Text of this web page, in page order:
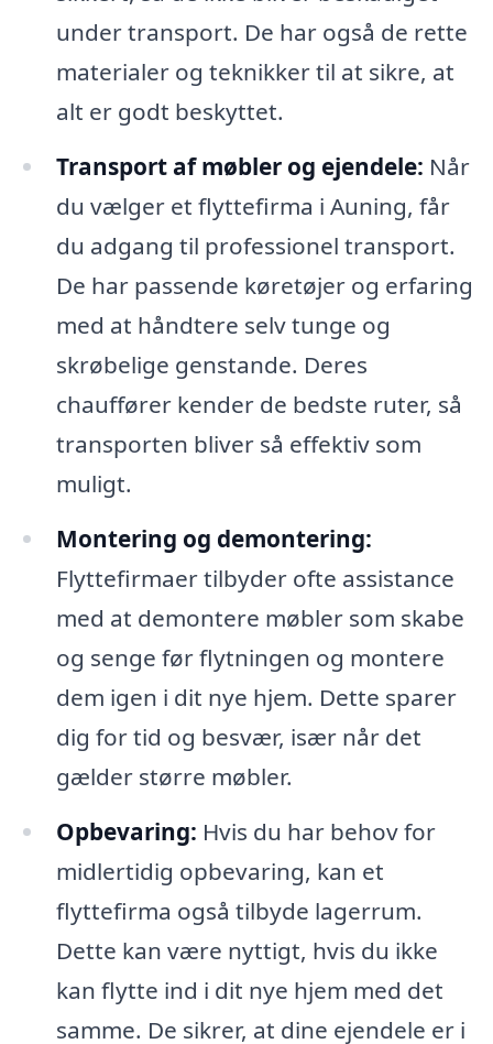
under transport. De har også de rette
materialer og teknikker til at sikre, at
alt er godt beskyttet.
Transport af møbler og ejendele: Når
du vælger et flyttefirma i Auning, får
du adgang til professionel transport.
De har passende køretøjer og erfaring
med at håndtere selv tunge og
skrøbelige genstande. Deres
chauffører kender de bedste ruter, så
transporten bliver så effektiv som
muligt.
Montering og demontering:
Flyttefirmaer tilbyder ofte assistance
med at demontere møbler som skabe
og senge før flytningen og montere
dem igen i dit nye hjem. Dette sparer
dig for tid og besvær, især når det
gælder større møbler.
Opbevaring: Hvis du har behov for
midlertidig opbevaring, kan et
flyttefirma også tilbyde lagerrum.
Dette kan være nyttigt, hvis du ikke
kan flytte ind i dit nye hjem med det
samme. De sikrer, at dine ejendele er i